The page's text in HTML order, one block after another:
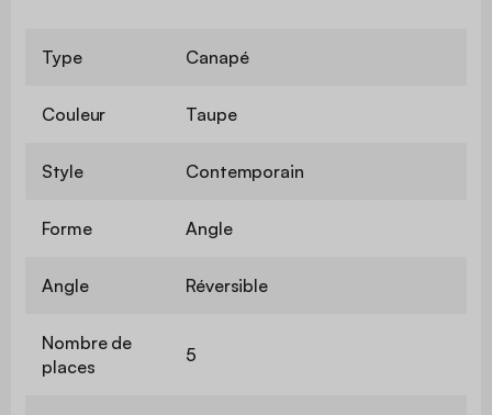
Type Canapé
Couleur Taupe
Style Contemporain
Forme Angle
Angle Réversible
Nombre de
places
5